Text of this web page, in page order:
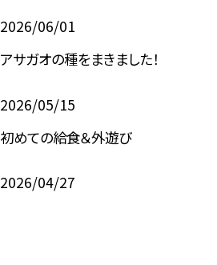
2026/06/01
アサガオの種をまきました！
2026/05/15
初めての給食＆外遊び
2026/04/27